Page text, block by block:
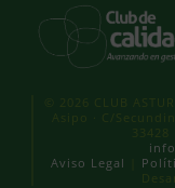
© 2026 CLUB
Asipo · C/
Aviso Legal